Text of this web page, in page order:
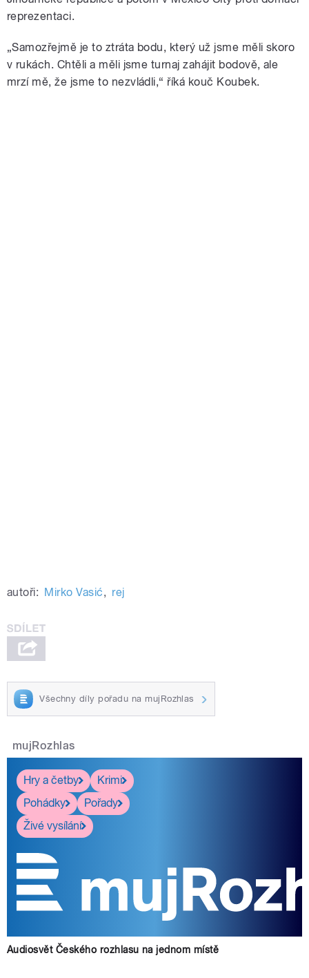
reprezentaci.
„Samozřejmě je to ztráta bodu, který už jsme měli skoro
v rukách. Chtěli a měli jsme turnaj zahájit bodově, ale
mrzí mě, že jsme to nezvládli,“ říká kouč Koubek.
autoři: Mirko Vasić, rej
Všechny díly pořadu na mujRozhlas
mujRozhlas
Hry a četby
Krimi
Pohádky
Pořady
Živé vysílání
Audiosvět Českého rozhlasu na jednom místě